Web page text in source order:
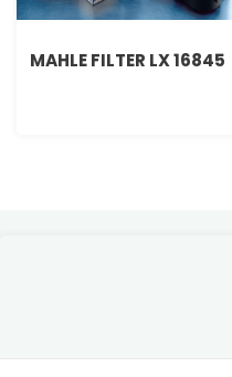
MAHLE FILTER LX 16845